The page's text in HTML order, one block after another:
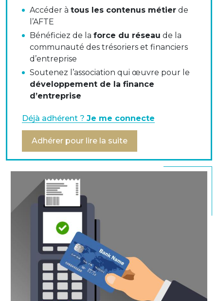
Les travaux de la commission " monétique et moyens
de paiement " :
Le groupe de travail de la commission
Les sujets abordés
La charte des bonnes pratiques
Les prochaines étapes
Accéder à tous les contenus métier de
l’AFTE
Bénéficiez de la force du réseau de la
communauté des trésoriers et financiers
d’entreprise
Soutenez l’association qui œuvre pour le
développement de la finance
d’entreprise
Déjà adhérent ? Je me connecte
Adhérer pour lire la suite